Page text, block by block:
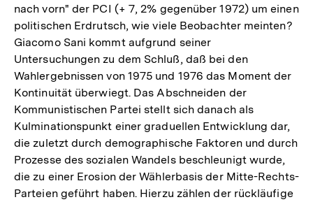
nach vorn" der PCI (+ 7, 2% gegenüber 1972) um einen
politischen Erdrutsch, wie viele Beobachter meinten?
Giacomo Sani kommt aufgrund seiner
Untersuchungen zu dem Schluß, daß bei den
Wahlergebnissen von 1975 und 1976 das Moment der
Kontinuität überwiegt. Das Abschneiden der
Kommunistischen Partei stellt sich danach als
Kulminationspunkt einer graduellen Entwicklung dar,
die zuletzt durch demographische Faktoren und durch
Prozesse des sozialen Wandels beschleunigt wurde,
die zu einer Erosion der Wählerbasis der Mitte-Rechts-
Parteien geführt haben. Hierzu zählen der rückläufige